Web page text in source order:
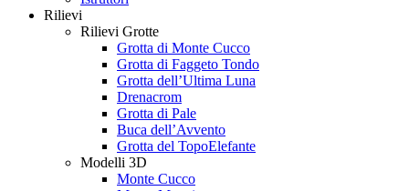
Rilievi
Rilievi Grotte
Grotta di Monte Cucco
Grotta di Faggeto Tondo
Grotta dell’Ultima Luna
Drenacrom
Grotta di Pale
Buca dell’Avvento
Grotta del TopoElefante
Modelli 3D
Monte Cucco